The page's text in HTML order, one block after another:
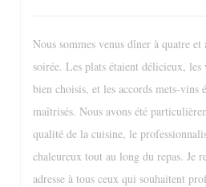
Nous sommes venus dîner à quatre et
soirée. Les plats étaient délicieux, les
bien choisis, et les accords mets-vins
maîtrisés. Nous avons été
qualité de la cuisine, le
chaleureux tout au long du repas. Je
adresse à tous ceux qui souhaitent